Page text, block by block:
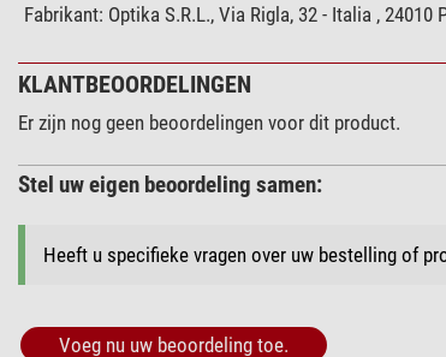
Fabrikant: Optika S.R.L., Via Rigla, 32 - Italia ,
KLANTBEOORDELINGEN
Er zijn nog geen beoordelingen voor dit product.
Stel uw eigen beoordeling samen:
Heeft u specifieke vragen over uw bestelling of
Voeg nu uw beoordeling toe.